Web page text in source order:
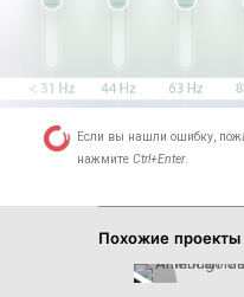
Если вы нашли ошибку,
нажмите Ctrl+Enter.
Похожие проекты